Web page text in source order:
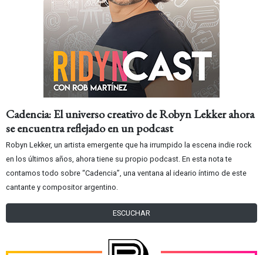
Cadencia: El universo creativo de Robyn Lekker ahora
se encuentra reflejado en un podcast
Robyn Lekker, un artista emergente que ha irrumpido la escena indie rock
en los últimos años, ahora tiene su propio podcast. En esta nota te
contamos todo sobre “Cadencia”, una ventana al ideario íntimo de este
cantante y compositor argentino.
ESCUCHAR